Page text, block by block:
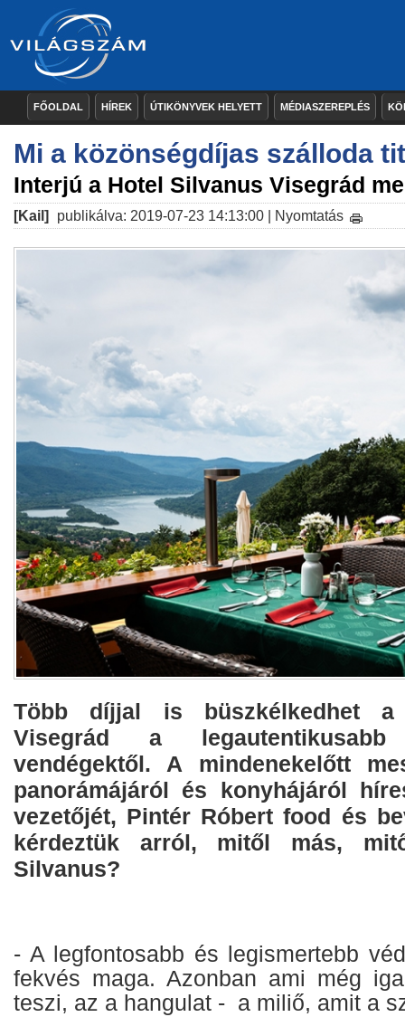
FŐOLDAL HÍREK ÚTIKÖNYVEK HELYETT MÉDIASZEREPLÉS
Mi a közönségdíjas szálloda
Interjú a Hotel Silvanus Visegrád
[Kail] publikálva: 2019-07-23 14:13:00 | Nyomtatás
Több díjjal is büszkélkedhet a
Visegrád a
vendégektől. A mindenekelőtt
panorámájáról és konyhájáról
vezetőjét, Pintér Róbert food és
kérdeztük arról, mitől más,
Silvanus?
- A legfontosabb és legismertebb
fekvés maga. Azonban ami még
teszi, az a hangulat - a miliő, amit a